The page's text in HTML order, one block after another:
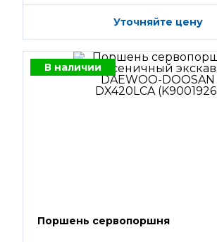
Уточняйте цену
В наличии
Поршень сервопоршня